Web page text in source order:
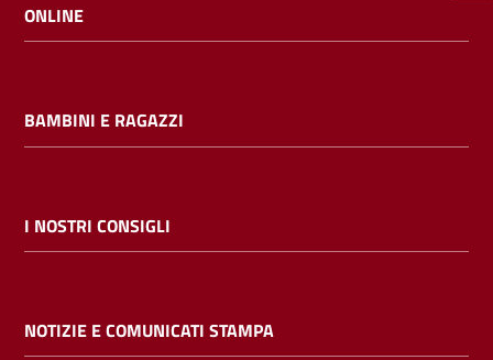
cataloghi
bibliotecario
ONLINE
BAMBINI E RAGAZZI
I NOSTRI CONSIGLI
NOTIZIE E COMUNICATI STAMPA